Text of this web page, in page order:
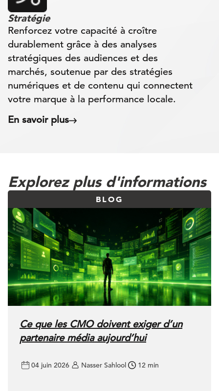
Stratégie
Renforcez votre capacité à croître
durablement grâce à des analyses
stratégiques des audiences et des
marchés, soutenue par des stratégies
numériques et de contenu qui connectent
votre marque à la performance locale.
En savoir plus
Explorez plus d'informations
BLOG
Ce que les CMO doivent exiger d’un
partenaire média aujourd’hui
04 juin 2026 Nasser Sahlool 12 min